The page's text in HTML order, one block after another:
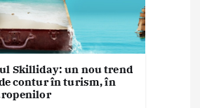
Skilliday: un nou trend
contur în turism, în